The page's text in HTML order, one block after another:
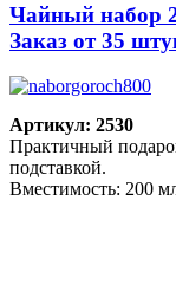
Чайный набор
Заказ от 35
Артикул: 2530
Практичный
подставкой.
Вместимость: 200